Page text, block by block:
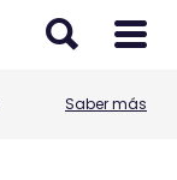
Saber más